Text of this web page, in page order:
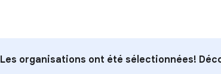
Les organisations ont été sélectionnées!